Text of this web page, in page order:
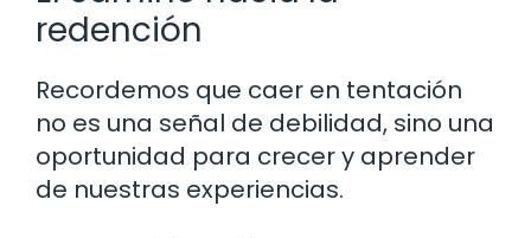
redención
Recordemos que caer en tentación
no es una señal de debilidad, sino una
oportunidad para crecer y aprender
de nuestras experiencias.